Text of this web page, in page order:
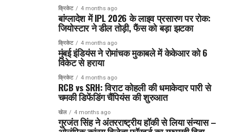
क्रिकेट 4 months ago
बांग्लादेश में IPL 2026 के लाइव प्रसारण पर रोक:
जियोस्टार ने डील तोड़ी, फैंस को बड़ा झटका
क्रिकेट 4 months ago
मुंबई इंडियंस ने रोमांचक मुकाबले में केकेआर को 6
विकेट से हराया
क्रिकेट 4 months ago
RCB vs SRH: विराट कोहली की धमाकेदार पारी से
चमकी डिफेंडिंग चैंपियंस की शुरुआत
खेल 4 months ago
गुरजंत सिंह ने अंतरराष्ट्रीय हॉकी से लिया संन्यास –